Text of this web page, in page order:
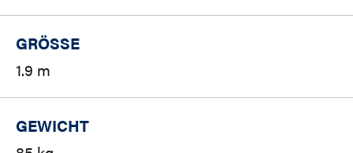
GRÖSSE
1.9 m
GEWICHT